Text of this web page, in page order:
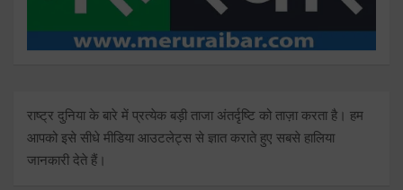
राष्ट्र दुनिया के बारे में प्रत्येक बड़ी ताजा अंतर्दृष्टि को ताज़ा करता है। हम
आपको इसे सीधे मीडिया आउटलेट्स से ज्ञात कराते हुए सबसे हालिया
जानकारी देते हैं।